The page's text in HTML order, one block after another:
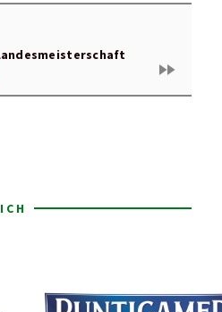
fast_forward